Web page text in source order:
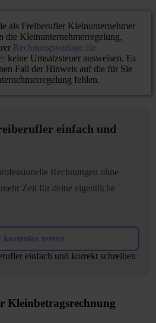
als Freiberufler Kleinunternehmer
die Kleinunternehmerregelung,
Rechnungsvorlage für
keine Umsatzsteuer ausweisen. Es
Fall der Hinweis auf die für Sie
fehlen.
einfach und
Rechnungen ohne
Zeit für deine eigentliche
kostenlos testen
Kleinbetragsrechnung